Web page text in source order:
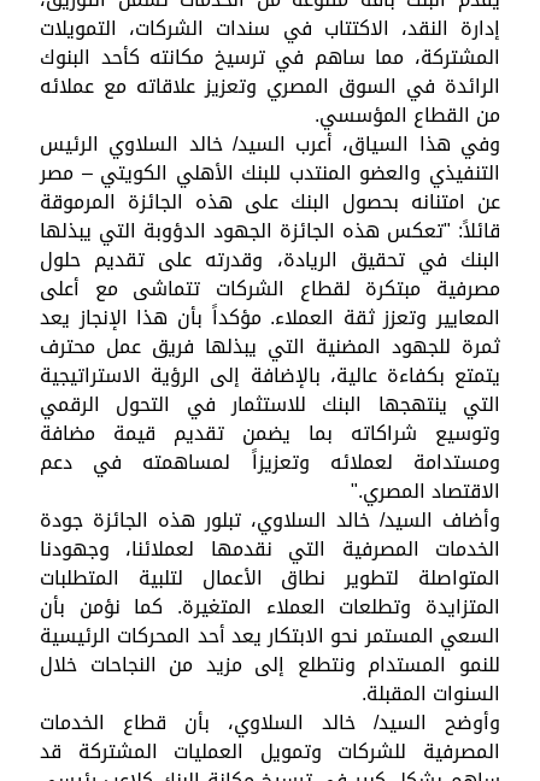
إدارة النقد، الاكتتاب في سندات الشركات، التمويلات
المشتركة، مما ساهم في ترسيخ مكانته كأحد البنوك
الرائدة في السوق المصري وتعزيز علاقاته مع عملائه
من القطاع المؤسسي.
وفي هذا السياق، أعرب السيد/ خالد السلاوي الرئيس
التنفيذي والعضو المنتدب للبنك الأهلي الكويتي – مصر
عن امتنانه بحصول البنك على هذه الجائزة المرموقة
قائلاً: "تعكس هذه الجائزة الجهود الدؤوبة التي يبذلها
البنك في تحقيق الريادة، وقدرته على تقديم حلول
مصرفية مبتكرة لقطاع الشركات تتماشى مع أعلى
المعايير وتعزز ثقة العملاء. مؤكداً بأن هذا الإنجاز يعد
ثمرة للجهود المضنية التي يبذلها فريق عمل محترف
يتمتع بكفاءة عالية، بالإضافة إلى الرؤية الاستراتيجية
التي ينتهجها البنك للاستثمار في التحول الرقمي
وتوسيع شراكاته بما يضمن تقديم قيمة مضافة
ومستدامة لعملائه وتعزيزاً لمساهمته في دعم
الاقتصاد المصري."
وأضاف السيد/ خالد السلاوي، تبلور هذه الجائزة جودة
الخدمات المصرفية التي نقدمها لعملائنا، وجهودنا
المتواصلة لتطوير نطاق الأعمال لتلبية المتطلبات
المتزايدة وتطلعات العملاء المتغيرة. كما نؤمن بأن
السعي المستمر نحو الابتكار يعد أحد المحركات الرئيسية
للنمو المستدام ونتطلع إلى مزيد من النجاحات خلال
السنوات المقبلة.
وأوضح السيد/ خالد السلاوي، بأن قطاع الخدمات
المصرفية للشركات وتمويل العمليات المشتركة قد